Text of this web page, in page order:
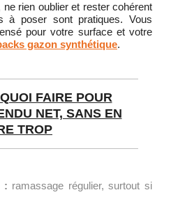
rien oublier et rester cohérent
à poser sont pratiques. Vous
pour votre surface et votre
gazon synthétique.
FAIRE POUR
NET, SANS EN
TROP
: ramassage régulier, surtout si